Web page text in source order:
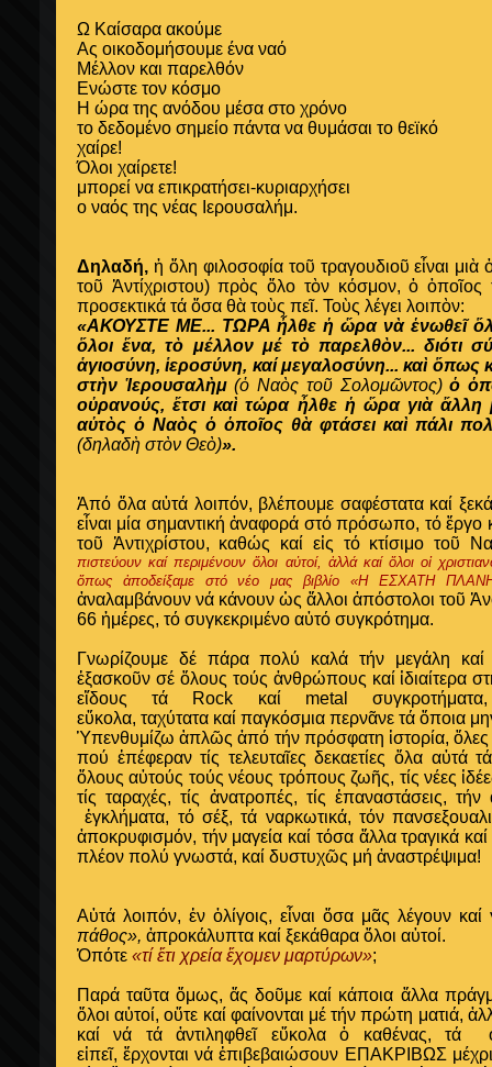
Ω Καίσαρα ακούμε
Ας οικοδομήσουμε ένα ναό
Μέλλον και παρελθόν
Ενώστε τον κόσμο
Η ώρα της ανόδου μέσα στο χρόνο
το δεδομένο σημείο πάντα να θυμάσαι το θεϊκό
χαίρε!
Όλοι χαίρετε!
μπορεί να επικρατήσει-κυριαρχήσει
ο ναός της νέας Ιερουσαλήμ.
Δηλαδή, ἡ ὅλη φιλοσοφία τοῦ τραγουδιοῦ εἶναι
τοῦ Ἀντίχριστου) πρὸς ὅλο τὸν κόσμον, ὁ
προσεκτικά τά ὅσα θὰ τοὺς πεῖ. Τοὺς λέγει λοιπὸν:
«ΑΚΟΥΣΤΕ ΜΕ... ΤΩΡΑ ἦλθε ἡ ὥρα νὰ ἑνωθεῖ
ὅλοι ἕνα, τὸ μέλλον μέ τὸ παρελθὸν... διότι
ἁγιοσύνη, ἱεροσύνη, καί μεγαλοσύνη... καὶ
στὴν Ἱερουσαλὴμ(ὁ Ναὸς τοῦ Σολομῶντος)ὁ
οὐρανούς, ἔτσι καὶ τώρα ἦλθε ἡ ὥρα γιὰ ἄλλη
αὐτὸς ὁ Ναὸς ὁ ὁποῖος θὰ φτάσει καὶ πάλι
(δηλαδὴ στὸν Θεὸ)».
Ἀπό ὅλα αὐτά λοιπόν, βλέπουμε σαφέστατα καί
εἶναι μία σημαντική ἀναφορά στό πρόσωπο, τό ἔργο
τοῦ Ἀντιχρίστου, καθώς καί εἰς τό κτίσιμο τοῦ
πιστεύουν καί περιμένουν ὅλοι αὐτοί, ἀλλά καί ὅλοι οἱ
ὅπως ἀποδείξαμε στό νέο μας βιβλίο «Η ΕΣΧΑΤΗ
ἀναλαμβάνουν νά κάνουν ὡς ἄλλοι ἀπόστολοι τοῦ
66 ἡμέρες, τό συγκεκριμένο αὐτό συγκρότημα.
Γνωρίζουμε δέ πάρα πολύ καλά τήν μεγάλη καί
ἐξασκοῦν σέ ὅλους τούς ἀνθρώπους καί ἰδιαίτερα
εἴδους τά Rock καί metal
εὔκολα, ταχύτατα καί παγκόσμια περνᾶνε τά ὅποια
Ὑπενθυμίζω ἁπλῶς ἀπό τήν πρόσφατη ἱστορία, ὅλες
πού ἐπέφεραν τίς τελευταῖες δεκαετίες ὅλα αὐτά
ὅλους αὐτούς τούς νέους τρόπους ζωῆς, τίς νέες
τίς ταραχές, τίς ἀνατροπές, τίς ἐπαναστάσεις,
ἐγκλήματα, τό σέξ, τά ναρκωτικά, τόν
ἀποκρυφισμόν, τήν μαγεία καί τόσα ἄλλα τραγικά
πλέον πολύ γνωστά, καί δυστυχῶς μή ἀναστρέψιμα!
Αὐτά λοιπόν, ἐν ὀλίγοις, εἶναι ὅσα μᾶς λέγουν
πάθος», ἀπροκάλυπτα καί ξεκάθαρα ὅλοι αὐτοί.
Ὁπότε «τί ἔτι χρεία ἔχομεν μαρτύρων»;
Παρά ταῦτα ὅμως, ἄς δοῦμε καί κάποια ἄλλα
ὅλοι αὐτοί, οὔτε καί φαίνονται μέ τήν πρώτη ματιά,
καί νά τά ἀντιληφθεῖ εὔκολα ὁ καθένας,
εἰπεῖ,ἔρχονται νά ἐπιβεβαιώσουν ΕΠΑΚΡΙΒΩΣ